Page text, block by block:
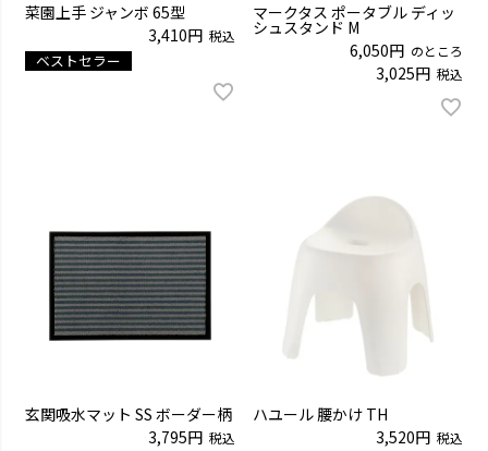
菜園上手 ジャンボ 65型
3,410
税込
ベストセラー
マークタス ポータブル ディッ
シュスタンド M
6,050
のところ
3,025 税込
玄関吸水マット SS ボーダー柄
3,795
税込
ハユール 腰かけ TH
3,520
税込